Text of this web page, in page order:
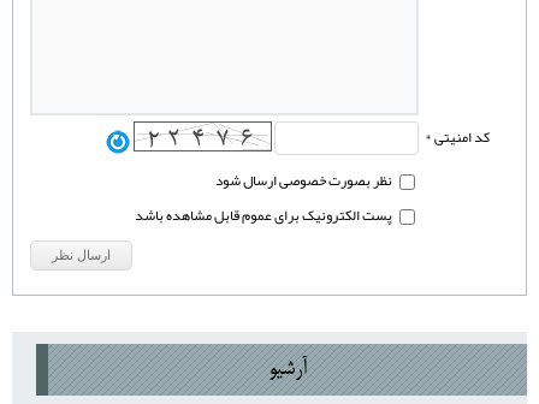
کد امنیتی *
نظر بصورت خصوصی ارسال شود
پست الکترونیک برای عموم قابل مشاهده باشد
آرشيو